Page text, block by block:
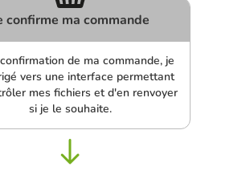
confirme ma commande
de ma commande, je
vers une interface permettant
mes fichiers et d'en renvoyer
si je le souhaite.